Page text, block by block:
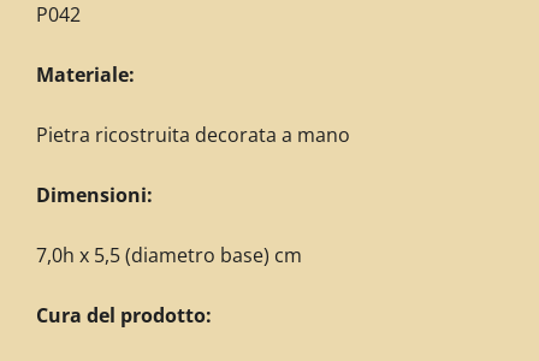
P042
Materiale:
Pietra ricostruita decorata a mano
Dimensioni:
7,0h x 5,5 (diametro base) cm
Cura del prodotto: